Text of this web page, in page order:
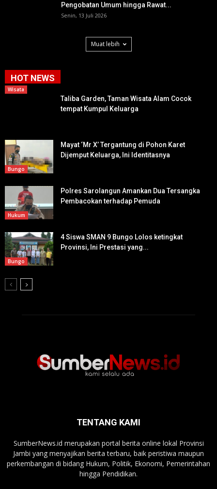
Pengobatan Umum hingga Rawat...
Senin, 13 Juli 2026
Muat lebih
HOT NEWS
Wisata
Taliba Garden, Taman Wisata Alam Cocok
tempat Kumpul Keluarga
Bungo
Mayat ‘Mr X’ Tergantung di Pohon Karet
Dijemput Keluarga, Ini Identitasnya
Hukum
Polres Sarolangun Amankan Dua Tersangka
Pembacokan terhadap Pemuda
Bungo
4 Siswa SMAN 9 Bungo Lolos ketingkat
Provinsi, Ini Prestasi yang...
TENTANG KAMI
SumberNews.id merupakan portal berita online lokal Provinsi
Jambi yang menyajikan berita terbaru, baik peristiwa maupun
perkembangan di bidang Hukum, Politik, Ekonomi, Pemerintahan
hingga Pendidikan.